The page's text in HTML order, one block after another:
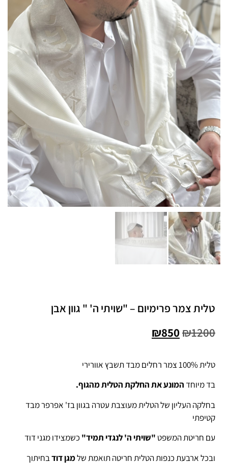
טלית צמר פרימיום – "שויתי ה' " גוון אבן
₪1200
₪850
טלית 100% צמר רחלים מבד תשבץ אוורירי
בד מיוחד המונע את החלקת הטלית מהגוף.
בחלקה העליון של הטלית מעוצבת עטרה בגוון בז' אפרפר מבד
קטיפתי
עם חריטת המשפט "שויתי ה' לנגדי תמיד" כשמצידו מגני דוד
ובכל ארבעת כנפות הטלית חריטה תואמת שלמגן דודבחיתוך